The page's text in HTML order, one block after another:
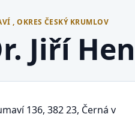
, OKRES ČESKÝ KRUMLOV
Jiří
136, 382 23, Černá v